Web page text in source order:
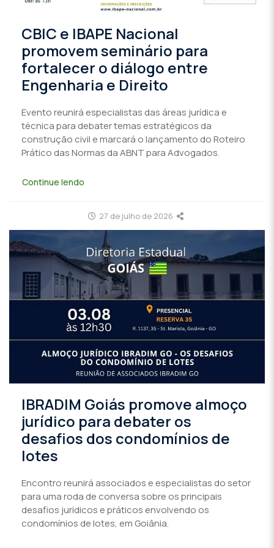
CBIC e IBAPE Nacional
promovem seminário para
fortalecer o diálogo entre
Engenharia e Direito
Evento reunirá especialistas das áreas jurídica e
técnica para debater temas estratégicos da
construção civil e marcará o lançamento do Roteiro
Prático das Normas da ABNT para Advogados.
Continue lendo
27 de julho de 2026
IBRADIM Goiás promove almoço
jurídico para debater os
desafios dos condomínios de
lotes
Encontro reunirá associados e especialistas do setor
para uma roda de conversa sobre os principais
desafios jurídicos e práticos envolvendo os
condomínios de lotes, em Goiânia.